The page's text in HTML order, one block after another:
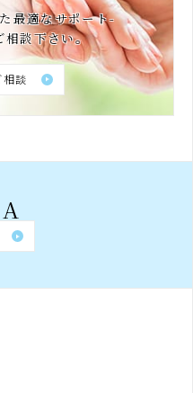
最適なサポート-
相談下さい。
談